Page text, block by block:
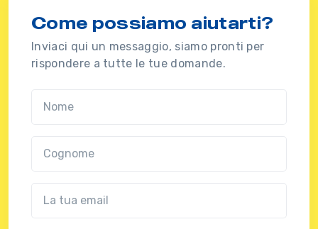
Come possiamo aiutarti?
Inviaci qui un messaggio, siamo pronti per
rispondere a tutte le tue domande.